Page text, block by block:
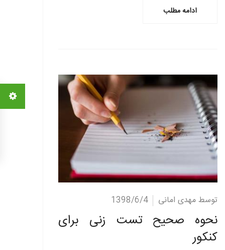
ادامه مطلب
توسط مهدی امانی 1398/6/4
نحوه صحیح تست زنی برای
کنکور